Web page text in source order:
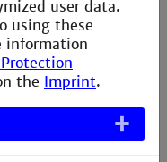
user data.
using these
information
the Imprint.